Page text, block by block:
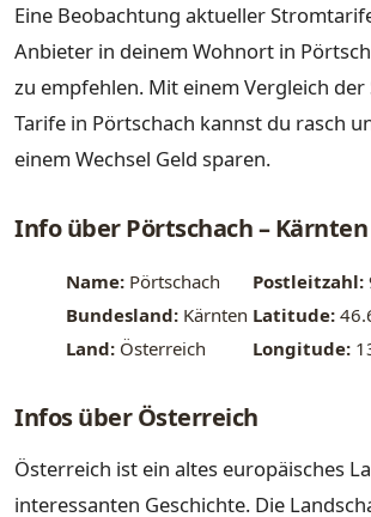
Eine Beobachtung aktueller
Anbieter in deinem Wohnort in
zu empfehlen. Mit einem Vergleich
Tarife in Pörtschach kannst du rasch
einem Wechsel Geld sparen.
Info über Pörtschach – Kärnten
Name: Pörtschach Postleitzahl:
Bundesland: Kärnten Latitude:
Land: Österreich Longitude:
Infos über Österreich
Österreich ist ein altes europäisches
interessanten Geschichte. Die